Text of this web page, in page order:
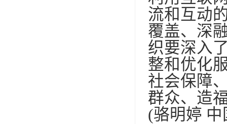
流和互动
覆盖、深
织要深入
整和优化
社会保障
群众、造
(骆明婷